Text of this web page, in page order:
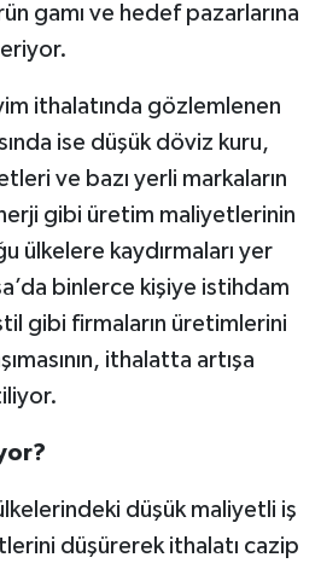
gamı ve hedef pazarlarına
ithalatında gözlemlenen
ise düşük döviz kuru,
ve bazı yerli markaların
gibi üretim maliyetlerinin
ülkelere kaydırmaları yer
binlerce kişiye istihdam
gibi firmaların üretimlerini
ithalatta artışa
düşük maliyetli iş
düşürerek ithalatı cazip